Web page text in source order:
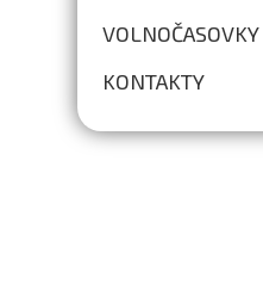
VOLNOČASOVKY
KONTAKTY